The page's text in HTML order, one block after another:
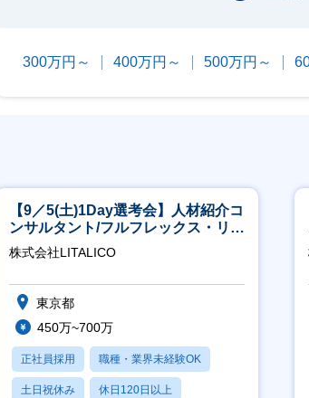
300万円～ 400万円～ 500万円～
【9／5(土)1Day選考会】人材紹介コ
ンサルタント/フルフレックス・リモ
ート/育休最長6年取得可
株式会社LITALICO
東京都
450万~700万
正社員採用 職種・業界未経験OK
土日祝休み 休日120日以上